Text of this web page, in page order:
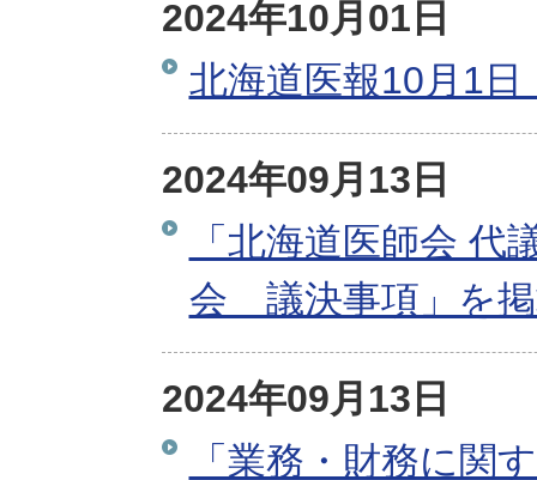
2024年10月01日
北海道医報10月1
2024年09月13日
「北海道医師会
会 議決事項」を
2024年09月13日
「業務・財務に関